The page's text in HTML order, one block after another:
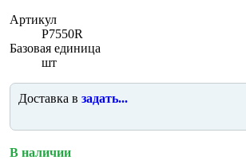
Артикул
P7550R
Базовая единица
шт
Доставка в задать...
В наличии